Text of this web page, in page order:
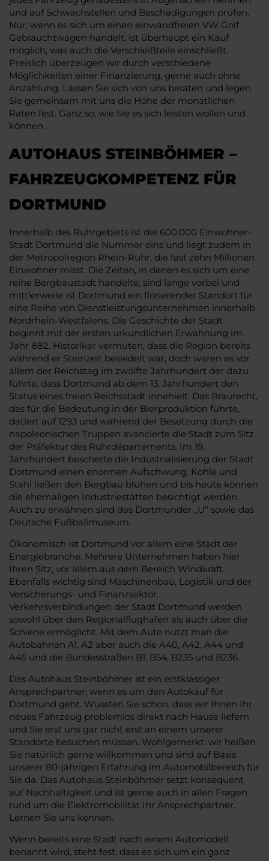
und auf Schwachstellen und Beschädigungen prüfen.
Nur, wenn es sich um einen einwandfreien VW Golf
Gebrauchtwagen handelt, ist überhaupt ein Kauf
möglich, was auch die Verschleißteile einschließt.
Preislich überzeugen wir durch verschiedene
Möglichkeiten einer Finanzierung, gerne auch ohne
Anzahlung. Lassen Sie sich von uns beraten und legen
Sie gemeinsam mit uns die Höhe der monatlichen
Raten fest. Ganz so, wie Sie es sich leisten wollen und
können.
AUTOHAUS STEINBÖHMER –
FAHRZEUGKOMPETENZ FÜR
DORTMUND
Innerhalb des Ruhrgebiets ist die 600.000 Einwohner-
Stadt Dortmund die Nummer eins und liegt zudem in
der Metropolregion Rhein-Ruhr, die fast zehn Millionen
Einwohner misst. Die Zeiten, in denen es sich um eine
reine Bergbaustadt handelte, sind lange vorbei und
mittlerweile ist Dortmund ein florierender Standort für
eine Reihe von Dienstleistungsunternehmen innerhalb
Nordrhein-Westfalens. Die Geschichte der Stadt
beginnt mit der ersten urkundlichen Erwähnung im
Jahr 882. Historiker vermuten, dass die Region bereits
während er Steinzeit besiedelt war, doch waren es vor
allem der Reichstag im zwölfte Jahrhundert der dazu
führte, dass Dortmund ab dem 13. Jahrhundert den
Status eines freien Reichsstadt innehielt. Das Braurecht,
das für die Bedeutung in der Bierproduktion führte,
datiert auf 1293 und während der Besetzung durch die
napoleonischen Truppen avancierte die Stadt zum Sitz
der Präfektur des Ruhrdépartements. Im 19.
Jahrhundert bescherte die Industrialisierung der Stadt
Dortmund einen enormen Aufschwung. Kohle und
Stahl ließen den Bergbau blühen und bis heute können
die ehemaligen Industriestätten besichtigt werden.
Auch zu erwähnen sind das Dortmunder „U“ sowie das
Deutsche Fußballmuseum.
Ökonomisch ist Dortmund vor allem eine Stadt der
Energiebranche. Mehrere Unternehmen haben hier
Ihren Sitz, vor allem aus dem Bereich Windkraft.
Ebenfalls wichtig sind Maschinenbau, Logistik und der
Versicherungs- und Finanzsektor.
Verkehrsverbindungen der Stadt Dortmund werden
sowohl über den Regionalflughafen als auch über die
Schiene ermöglicht. Mit dem Auto nutzt man die
Autobahnen A1, A2 aber auch die A40, A42, A44 und
A45 und die Bundesstraßen B1, B54, B235 und B236.
Das Autohaus Steinböhmer ist ein erstklassiger
Ansprechpartner, wenn es um den Autokauf für
Dortmund geht. Wussten Sie schon, dass wir Ihnen Ihr
neues Fahrzeug problemlos direkt nach Hause liefern
und Sie erst uns gar nicht erst an einem unserer
Standorte besuchen müssen. Wohlgemerkt: wir heißen
Sie natürlich gerne willkommen und sind auf Basis
unserer 80-jährigen Erfahrung im Automobilbereich für
Sie da. Das Autohaus Steinböhmer setzt konsequent
auf Nachhaltigkeit und ist gerne auch in allen Fragen
rund um die Elektromobilität Ihr Ansprechpartner.
Lernen Sie uns kennen.
Wenn bereits eine Stadt nach einem Automodell
benannt wird, steht fest, dass es sich um ein ganz